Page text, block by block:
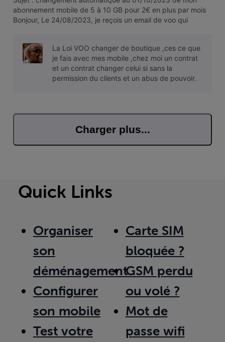
abonnement mobile de 5 à 10 GB pour 2€ en plus par mois
Bonjour, Le 24/08/2023, je reçois un email de voo qui
seulement 2€ par mois en plu
La Loi VOO changer de boutique ,ces ce que
je fais avec mes mobile ,chez moi un contrat
et un contrat changer celui si sans la
permission du clients et un abus de pouvoir.
Charger plus...
Quick Links
Organiser
son
déménagement
Configurer
son mobile
Test votre
Carte SIM
bloquée ?
GSM perdu
ou volé ?
Mot de
passe wifi